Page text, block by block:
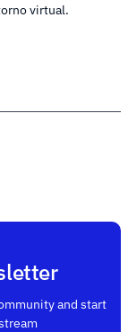
virtual.
and start